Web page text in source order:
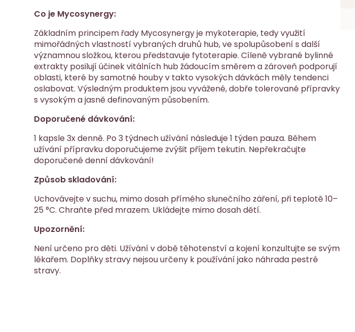
Co je Mycosynergy:
Základním principem řady Mycosynergy je mykoterapie, tedy využití
mimořádných vlastností vybraných druhů hub, ve spolupůsobení s další
významnou složkou, kterou představuje fytoterapie. Cíleně vybrané bylinné
extrakty posilují účinek vitálních hub žádoucím směrem a zároveň podporují
oblasti, které by samotné houby v takto vysokých dávkách měly tendenci
oslabovat. Výsledným produktem jsou vyvážené, dobře tolerované přípravky
s vysokým a jasně definovaným působením.
Doporučené dávkování:
1 kapsle 3x denně. Po 3 týdnech užívání následuje 1 týden pauza. Během
užívání přípravku doporučujeme zvýšit příjem tekutin. Nepřekračujte
doporučené denní dávkování!
Způsob skladování:
Uchovávejte v suchu, mimo dosah přímého slunečního záření, při teplotě 10–
25 °C. Chraňte před mrazem. Ukládejte mimo dosah dětí.
Upozornění:
Není určeno pro děti. Užívání v době těhotenství a kojení konzultujte se svým
lékařem. Doplňky stravy nejsou určeny k používání jako náhrada pestré
stravy.